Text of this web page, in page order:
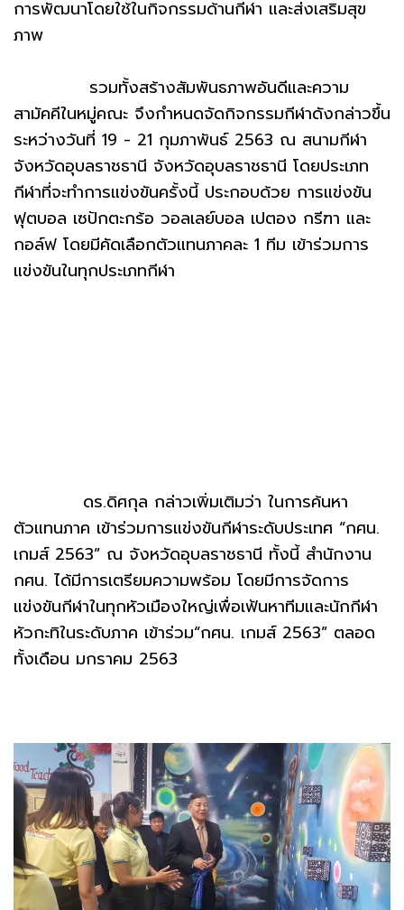
การพัฒนาโดยใช้ในกิจกรรมด้านกีฬา และส่งเสริมสุข
ภาพ
รวมทั้งสร้างสัมพันธภาพอันดีและความ
สามัคคีในหมู่คณะ จึงกำหนดจัดกิจกรรมกีฬาดังกล่าวขึ้น
ระหว่างวันที่ 19 - 21 กุมภาพันธ์ 2563 ณ สนามกีฬา
จังหวัดอุบลราชธานี จังหวัดอุบลราชธานี โดยประเภท
กีฬาที่จะทำการแข่งขันครั้งนี้ ประกอบด้วย การแข่งขัน
ฟุตบอล เซปักตะกร้อ วอลเลย์บอล เปตอง กรีฑา และ
กอล์ฟ โดยมีคัดเลือกตัวแทนภาคละ 1 ทีม เข้าร่วมการ
แข่งขันในทุกประเภทกีฬา
ดร.ดิศกุล กล่าวเพิ่มเติมว่า ในการค้นหา
ตัวแทนภาค เข้าร่วมการแข่งขันกีฬาระดับประเทศ “กศน.
เกมส์ 2563” ณ จังหวัดอุบลราชธานี ทั้งนี้ สำนักงาน
กศน. ได้มีการเตรียมความพร้อม โดยมีการจัดการ
แข่งขันกีฬาในทุกหัวเมืองใหญ่เพื่อเฟ้นหาทีมและนักกีฬา
หัวกะทิในระดับภาค เข้าร่วม“กศน. เกมส์ 2563” ตลอด
ทั้งเดือน มกราคม 2563